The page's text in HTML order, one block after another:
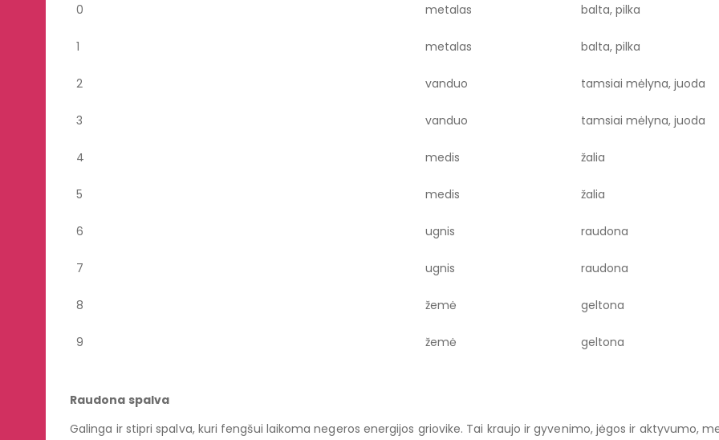
0 metalas balta, pilka
1 metalas balta, pilka
2 vanduo tamsiai mėlyna, juoda
3 vanduo tamsiai mėlyna, juoda
4 medis žalia
5 medis žalia
6 ugnis raudona
7 ugnis raudona
8 žemė geltona
9 žemė geltona
Raudona spalva
Galinga ir stipri spalva, kuri fengšui laikoma negeros energijos griovike. Tai kraujo ir gyvenimo, jėgos ir aktyvumo,